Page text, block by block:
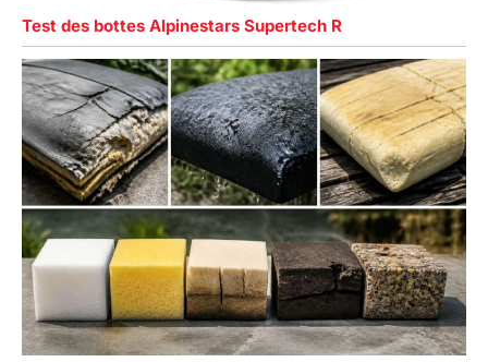
Test des bottes Alpinestars Supertech R